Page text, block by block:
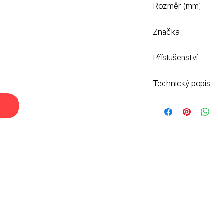
Rozměr (mm)
Značka
Příslušenství
Technický popis